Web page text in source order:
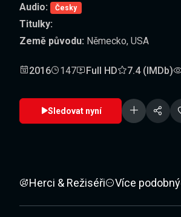
Audio:
Česky
Titulky:
Země původu: Německo, USA
2016 147 Full HD 7.4 (IMDb)
Sledovat nyní
Herci & Režiséři Více